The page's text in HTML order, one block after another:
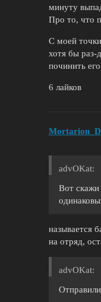
минуту
Про то, что
С моей
хотя бы раз-
починить
6 лайков
advOKat:
Вот скажи
называется
на отряд,
advOKat: